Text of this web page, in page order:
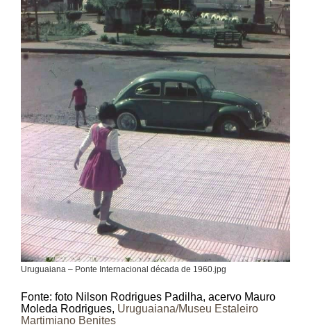
Uruguaiana – Ponte Internacional década de 1960.jpg
Fonte: foto Nilson Rodrigues Padilha, acervo Mauro
Moleda Rodrigues, Uruguaiana/Museu Estaleiro
Martimiano Benites